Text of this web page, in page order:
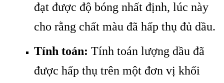
đạt được độ bóng nhất định, lúc này
cho rằng chất màu đã hấp thụ đủ dầu.
Tính toán: Tính toán lượng dầu đã
được hấp thụ trên một đơn vị khối